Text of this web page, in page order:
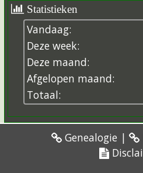
Statistieken
Vandaag:
Deze week:
Deze maand:
Afgelopen maand:
Totaal:
Genealogie |